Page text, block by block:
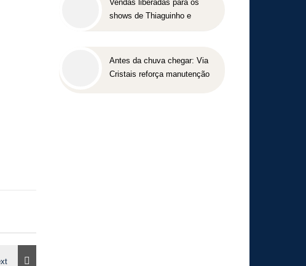
Vendas liberadas para os
shows de Thiaguinho e
Antes da chuva chegar: Via
Cristais reforça manutenção